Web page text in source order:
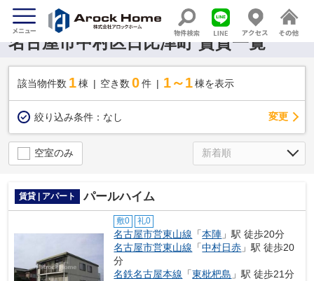
名古屋市中村区日比津町 賃貸一覧
該当物件数 1棟 空き数 0 件 1～1 棟を表示
絞り込み条件： なし 変更
空室のみ
賃貸 | アパート パールハイム
敷0 礼0
名古屋市営東山線 「本陣 」駅 徒歩20分
名古屋市営東山線 「中村日赤 」駅 徒歩20
分
名鉄名古屋本線 「東枇杷島 」駅 徒歩21分